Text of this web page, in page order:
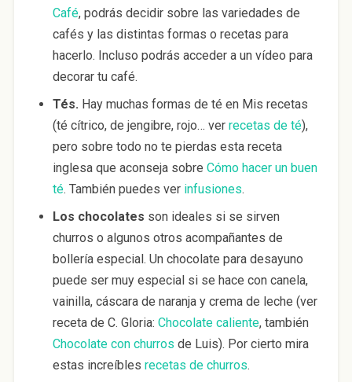
Café, podrás decidir sobre las variedades de
cafés y las distintas formas o recetas para
hacerlo. Incluso podrás acceder a un vídeo para
decorar tu café.
Tés. Hay muchas formas de té en Mis recetas
(té cítrico, de jengibre, rojo… ver recetas de té),
pero sobre todo no te pierdas esta receta
inglesa que aconseja sobre Cómo hacer un buen
té. También puedes ver infusiones.
Los chocolates son ideales si se sirven
churros o algunos otros acompañantes de
bollería especial. Un chocolate para desayuno
puede ser muy especial si se hace con canela,
vainilla, cáscara de naranja y crema de leche (ver
receta de C. Gloria: Chocolate caliente, también
Chocolate con churros de Luis). Por cierto mira
estas increíbles recetas de churros.